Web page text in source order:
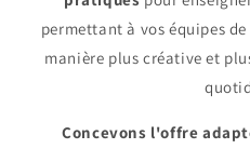
permettant à vos équipes
manière plus créative et
Concevons l'offre